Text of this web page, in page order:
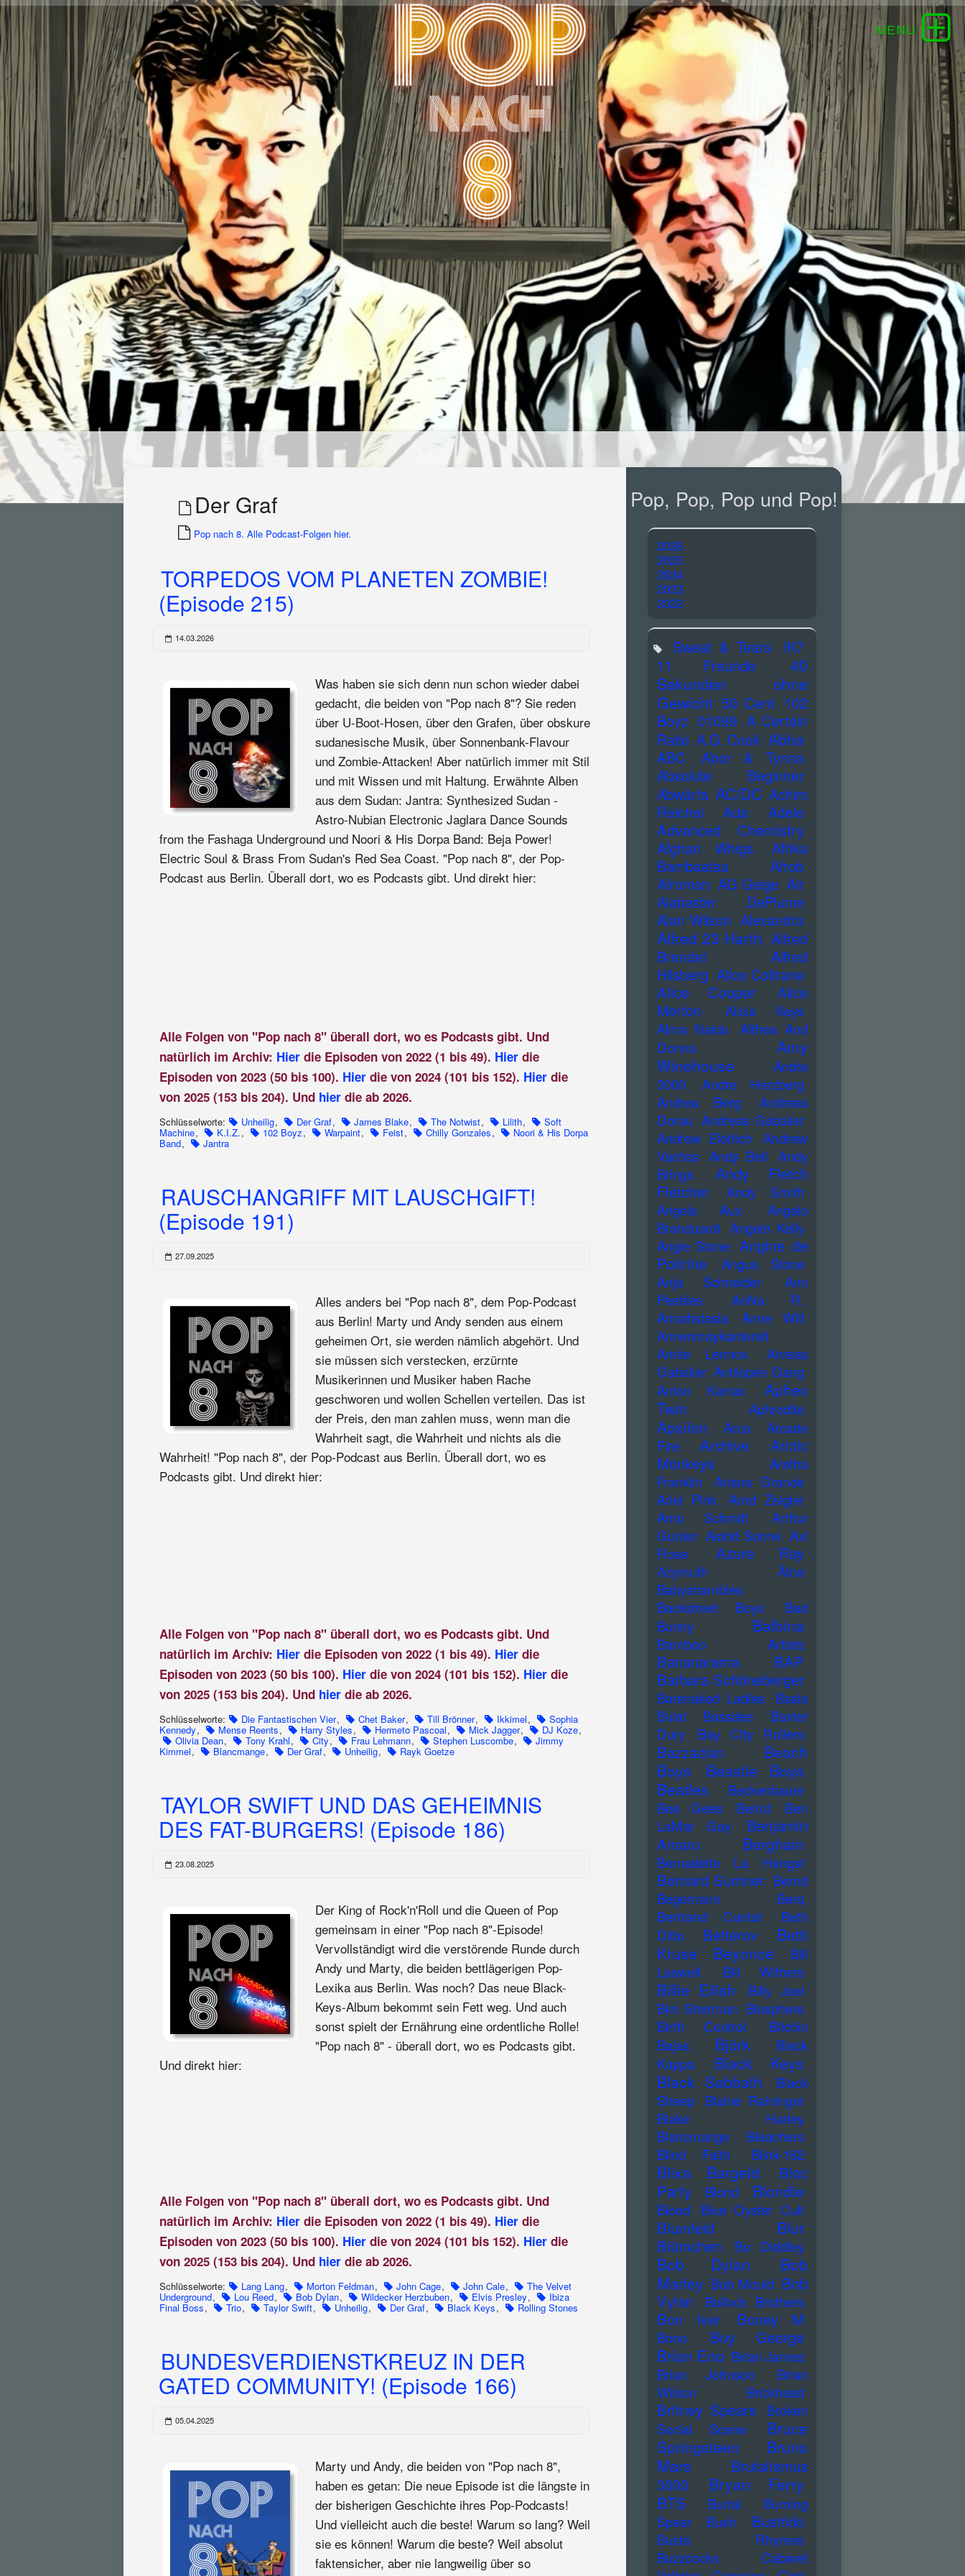
Der Graf
Pop nach 8. Alle Podcast-Folgen hier.
TORPEDOS VOM PLANETEN ZOMBIE!
(Episode 215)
14.03.2026
Was haben sie sich denn nun schon wieder dabei
gedacht, die beiden von "Pop nach 8"? Sie reden
über U-Boot-Hosen, über den Grafen, über obskure
sudanesische Musik, über Sonnenbank-Flavour
und Zombie-Attacken! Aber natürlich immer mit Stil
und mit Wissen und mit Haltung. Erwähnte Alben
aus dem Sudan: Jantra: Synthesized Sudan -
Astro-Nubian Electronic Jaglara Dance Sounds
from the Fashaga Underground und Noori & His Dorpa Band: Beja Power!
Electric Soul & Brass From Sudan's Red Sea Coast. "Pop nach 8", der Pop-
Podcast aus Berlin. Überall dort, wo es Podcasts gibt. Und direkt hier:
Alle Folgen von "Pop nach 8" überall dort, wo es Podcasts gibt. Und
natürlich im Archiv: Hier die Episoden von 2022 (1 bis 49). Hier die
Episoden von 2023 (50 bis 100). Hier die von 2024 (101 bis 152). Hier die
von 2025 (153 bis 204). Und hier die ab 2026.
Schlüsselworte: Unheilig, Der Graf, James Blake, The Notwist, Lilith, Soft
Machine, K.I.Z., 102 Boyz, Warpaint, Feist, Chilly Gonzales, Noori & His Dorpa
Band, Jantra
RAUSCHANGRIFF MIT LAUSCHGIFT!
(Episode 191)
27.09.2025
Alles anders bei "Pop nach 8", dem Pop-Podcast
aus Berlin! Marty und Andy senden aus einem
geheimen Ort, sie werden nämlich abgehört. Und
sie müssen sich verstecken, erzürnte
Musikerinnen und Musiker haben Rache
geschworen und wollen Schellen verteilen. Das ist
der Preis, den man zahlen muss, wenn man die
Wahrheit sagt, die Wahrheit und nichts als die
Wahrheit! "Pop nach 8", der Pop-Podcast aus Berlin. Überall dort, wo es
Podcasts gibt. Und direkt hier:
Alle Folgen von "Pop nach 8" überall dort, wo es Podcasts gibt. Und
natürlich im Archiv: Hier die Episoden von 2022 (1 bis 49). Hier die
Episoden von 2023 (50 bis 100). Hier die von 2024 (101 bis 152). Hier die
von 2025 (153 bis 204). Und hier die ab 2026.
Schlüsselworte: Die Fantastischen Vier, Chet Baker, Till Brönner, Ikkimel, Sophia
Kennedy, Mense Reents, Harry Styles, Hermeto Pascoal, Mick Jagger, DJ Koze,
Olivia Dean, Tony Krahl, City, Frau Lehmann, Stephen Luscombe, Jimmy
Kimmel, Blancmange, Der Graf, Unheilig, Rayk Goetze
TAYLOR SWIFT UND DAS GEHEIMNIS
DES FAT-BURGERS! (Episode 186)
23.08.2025
Der King of Rock'n'Roll und die Queen of Pop
gemeinsam in einer "Pop nach 8"-Episode!
Vervollständigt wird die verstörende Runde durch
Andy und Marty, die beiden bettlägerigen Pop-
Lexika aus Berlin. Was noch? Das neue Black-
Keys-Album bekommt sein Fett weg. Und auch
sonst spielt der Ernährung eine ordentliche Rolle!
"Pop nach 8" - überall dort, wo es Podcasts gibt.
Und direkt hier:
Alle Folgen von "Pop nach 8" überall dort, wo es Podcasts gibt. Und
natürlich im Archiv: Hier die Episoden von 2022 (1 bis 49). Hier die
Episoden von 2023 (50 bis 100). Hier die von 2024 (101 bis 152). Hier die
von 2025 (153 bis 204). Und hier die ab 2026.
Schlüsselworte: Lang Lang, Morton Feldman, John Cage, John Cale, The Velvet
Underground, Lou Reed, Bob Dylan, Wildecker Herzbuben, Elvis Presley, Ibiza
Final Boss, Trio, Taylor Swift, Unheilig, Der Graf, Black Keys, Rolling Stones
BUNDESVERDIENSTKREUZ IN DER
GATED COMMUNITY! (Episode 166)
05.04.2025
Marty und Andy, die beiden von "Pop nach 8",
haben es getan: Die neue Episode ist die längste in
der bisherigen Geschichte ihres Pop-Podcasts!
Und vielleicht auch die beste! Warum so lang? Weil
sie es können! Warum die beste? Weil absolut
faktensicher, aber nie langweilig über so
Pop, Pop, Pop und Pop!
2026
2025
2024
2023
2022
Sweat & Tears
!K7
11 Freunde
40
Sekunden ohne
Gewicht 50 Cent 102
Boyz 01099 A Certain
Ratio A.G. Cook Abba
ABC
Abor & Tynna
Absolute Beginner
Abwärts AC/DC Achim
Reichel
Ada Adele
Advanced Chemistry
Afghan Whigs
Afrika
Bambaataa
Afrob
Afroman AG Geige Air
Alabaster DePlume
Alan Wilson Alexandra
Alfred 23 Harth Alfred
Brendel
Alfred
Hilsberg Alice Coltrane
Alice Cooper
Alice
Merton
Alicia Keys
Alma Naidu
Althea And
Donna
Amy
Winehouse
Andre
3000
Andre Herzberg
Andrea Berg
Andreas
Dorau Andreas Gabalier
Andrew Eldritch
Andrew
Vachss Andy Bell
Andy
Brings
Andy Fletch
Fletcher
Andy Smith
Angela Aux
Angelo
Branduardi Angelo Kelly
Angie Stone Angine de
Poitrine
Angus Stone
Anja Schneider
Ann
Peebles
AnNa R.
Annahstasia
Anne Will
Annenmaykantereit
Annie Lennox
Anreas
Gabalier Antilopen Gang
Anton Karras
Aphex
Twin
Aphrodite
Apsilon Arca
Arcade
Fire
Archive
Arctic
Monkeys
Aretha
Franklin
Ariana Grande
Ariel Pink
Arnd Zeigler
Arno Schmitt
Arthur
Gunter Astrid Sonne Axl
Rose
Azure Ray
Azymuth
Ätna
Babyshambles
Backstreet Boys
Bad
Bunny
Balbina
Bamboo Artists
Bananarama
BAP
Barbara Schöneberger
Barenaked Ladies
Basia
Bulat
Bassdee
Baxter
Dury
Bay City Rollers
Bazzazian
Beach
Boys
Beastie Boys
Beatles
Beckenbauer
Bee Gees
Beirut
Ben
LaMar Gay
Benjamin
Amaru
Berghain
Bernadette La Hengst
Bernard Sumner Bernd
Begemann
Berq
Bertrand Cantat
Beth
Ditto
Betterov
Betti
Kruse
Beyonce
Bill
Laswell
Bill Withers
Billie Eilish
Billy Joel
Bim Sherman Biosphere
Birth Control
Bitchin
Bajas
Björk
Black
Kappa
Black Keys
Black Sabbath
Black
Sheep
Blaine Reininger
Blake Harley
Blancmange
Bleachers
Blind Faith
Blink-182
Blixa Bargeld
Bloc
Party
Blond Blondie
Blood Blue Oyster Cult
Blumfeld Blur
Blümchen Bo Diddley
Bob Dylan
Bob
Marley Bob Mould Bob
Vylan
Bollock Brothers
Bon Iver Boney M
Bono Boy George
Brian Eno Brian James
Brian Johnson
Brian
Wilson
Brickhead
Britney Spears
Broken
Social Scene
Bruce
Springsteen
Bruno
Mars
Brutalismus
3000
Bryan Ferry
BTS
Burial
Burning
Spear
Bush Bushido
Busta Rhymes
Buzzcocks
Cabaret